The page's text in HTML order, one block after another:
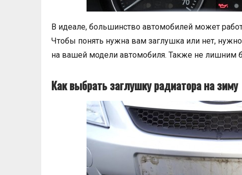
В идеале, большинство автомобилей может
Чтобы понять нужна вам заглушка или нет,
на вашей модели автомобиля. Также не лишним
Как выбрать заглушку радиатора на зиму